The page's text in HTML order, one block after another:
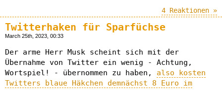
4 Reaktionen »
Twitterhaken für Sparfüchse
March 25th, 2023, 00:33
Der arme Herr Musk scheint sich mit der
Übernahme von Twitter ein wenig - Achtung,
Wortspiel! - übernommen zu haben, also kosten
Twitters blaue Häkchen demnächst 8 Euro im